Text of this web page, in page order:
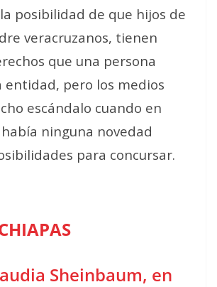
posibilidad de que hijos de
veracruzanos, tienen
que una persona
entidad, pero los medios
escándalo cuando en
ninguna novedad
para concursar.
Sheinbaum, en